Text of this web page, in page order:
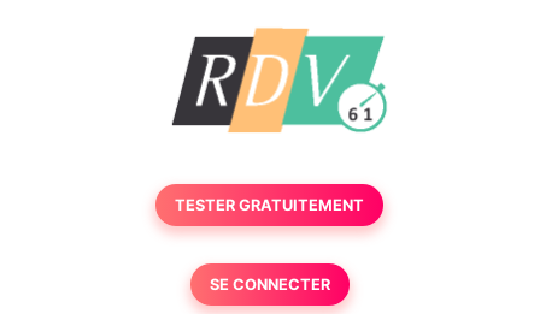
TESTER GRATUITEMENT
SE CONNECTER